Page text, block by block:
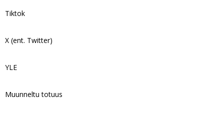
Tiktok
X (ent. Twitter)
YLE
Muunneltu totuus